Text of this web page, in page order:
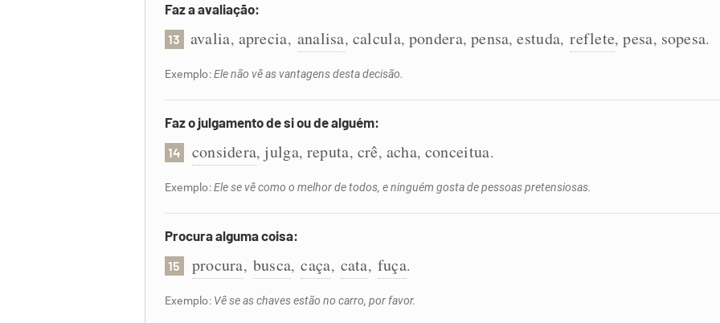
Faz a avaliação:
13 avalia, aprecia, analisa, calcula, pondera, pensa,estuda, reflete,pesa, sopesa.
Exemplo:Ele não vê as vantagens desta decisão.
Faz o julgamento de si ou de alguém:
14 considera, julga, reputa, crê, acha, conceitua.
Exemplo:Ele se vê como o melhor de todos, e ninguém gosta de pessoas pretensiosas.
Procura alguma coisa:
15 procura, busca, caça, cata, fuça.
Exemplo: Vê se as chaves estão no carro, por favor.